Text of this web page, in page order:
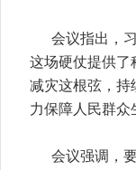
会议指出，
这场硬仗提供了
减灾这根弦，持
力保障人民群众
会议强调，